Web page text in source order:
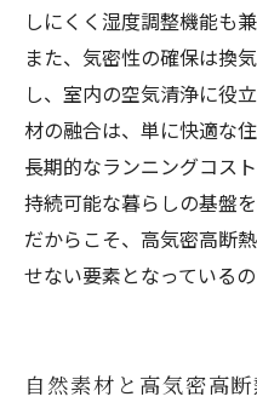
しにくく湿度調整機能も
また、気密性の確保は換
し、室内の空気清浄に役
材の融合は、単に快適な
長期的なランニングコス
持続可能な暮らしの基盤
だからこそ、高気密高断
せない要素となっているの
自然素材と高気密高